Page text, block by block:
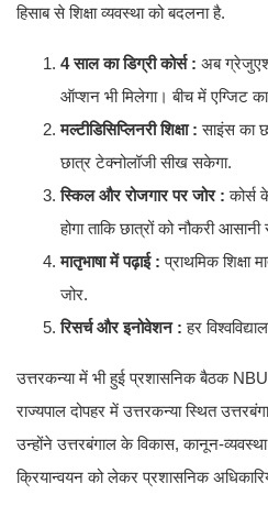
हिसाब से शिक्षा व्यवस्था को बदलना है.
4 साल का डिग्री कोर्स : अब
ऑप्शन भी मिलेगा। बीच में एग्जिट
मल्टीडिसिप्लिनरी शिक्षा :साइंस का
छात्र टेक्नोलॉजी सीख सकेगा.
स्किल और रोजगार पर जोर : कोर्स
होगा ताकि छात्रों को नौकरी
मातृभाषा में पढ़ाई : प्राथमिक शिक्षा
जोर.
रिसर्च और इनोवेशन : हर
उत्तरकन्या में भी हुई प्रशासनिक बैठक
राज्यपाल दोपहर में उत्तरकन्या स्थित
उन्होंने उत्तरबंगाल के विकास, कानून-
क्रियान्वयन को लेकर प्रशासनिक